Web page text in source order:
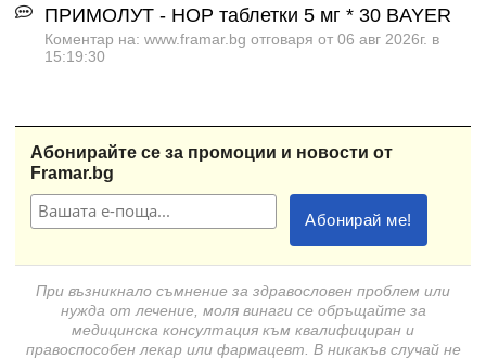
ПРИМОЛУТ - НОР таблетки 5 мг * 30 BAYER
Коментар на: www.framar.bg отговаря от 06 авг 2026г. в
15:19:30
Абонирайте се за промоции и новости от
Framar.bg
При възникнало съмнение за здравословен проблем или
нужда от лечение, моля винаги се обръщайте за
медицинска консултация към квалифициран и
правоспособен лекар или фармацевт. В никакъв случай не